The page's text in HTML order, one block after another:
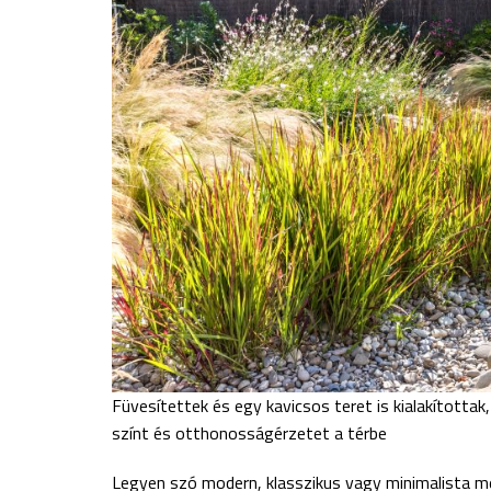
Füvesítettek és egy kavicsos teret is
színt és otthonosságérzetet a térbe
Legyen szó modern, klasszikus vagy
március 6, 2025
Párizsban, púderszínben
FRANCIA ENTERIŐRÖK,FRANCIADEKOR.HU,
STÍLUSOS SZOBÁK